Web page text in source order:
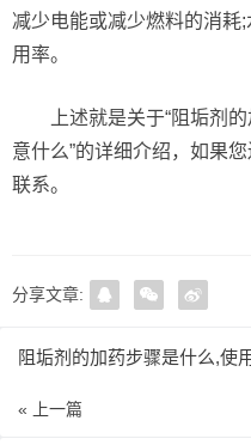
减少电能或减少燃料的消耗
用率。
上述就是关于“阻垢剂
意什么”的详细介绍，如果
联系。
分享文章:
阻垢剂的加药步骤是什么,使
« 上一篇